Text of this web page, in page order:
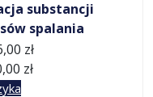
substancji
spalania
zł
zł